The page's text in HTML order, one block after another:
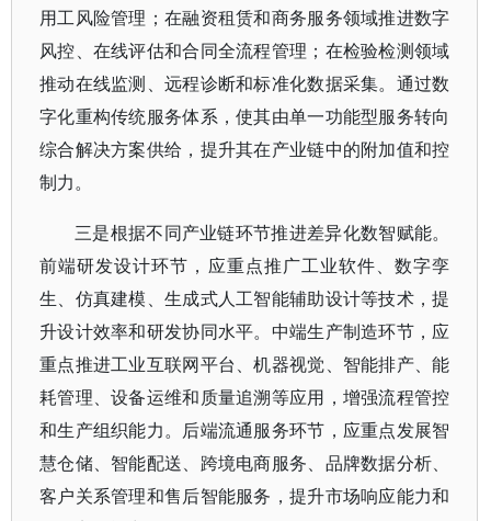
用工风险管理；在融资租赁和商务服务领域推进数字
风控、在线评估和合同全流程管理；在检验检测领域
推动在线监测、远程诊断和标准化数据采集。通过数
字化重构传统服务体系，使其由单一功能型服务转向
综合解决方案供给，提升其在产业链中的附加值和控
制力。
三是根据不同产业链环节推进差异化数智赋能。
前端研发设计环节，应重点推广工业软件、数字孪
生、仿真建模、生成式人工智能辅助设计等技术，提
升设计效率和研发协同水平。中端生产制造环节，应
重点推进工业互联网平台、机器视觉、智能排产、能
耗管理、设备运维和质量追溯等应用，增强流程管控
和生产组织能力。后端流通服务环节，应重点发展智
慧仓储、智能配送、跨境电商服务、品牌数据分析、
客户关系管理和售后智能服务，提升市场响应能力和